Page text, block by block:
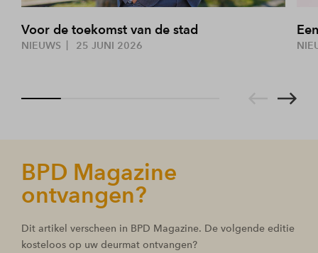
Voor de toekomst van de stad
NIEUWS 25 JUNI 2026
BPD Magazine
ontvangen?
Dit artikel verscheen in BPD Magazine. De volgende editie
kosteloos op uw deurmat ontvangen?